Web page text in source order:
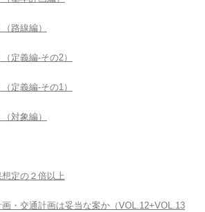
路線編）
定義編-その2）
定義編-その1）
対象編）
定の２倍以上
・交通計画は妥当な案か（VOL.12+VOL.13